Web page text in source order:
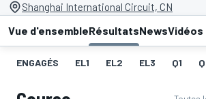
Shanghai International Circuit, CN
Vue d'ensembleRésultatsNewsVidéos
ENGAGÉS EL1 EL2 EL3 Q1